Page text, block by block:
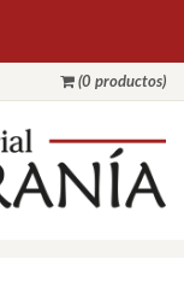
(0 productos)